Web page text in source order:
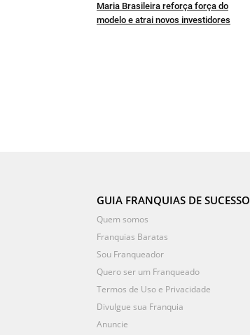
Maria Brasileira reforça força do
modelo e atrai novos investidores
GUIA FRANQUIAS DE SUCESSO
Quem somos
Franquias Baratas
Sou Franqueador
Quero ser um Franqueado
Termos de Uso e Privacidade
Divulgue sua Franquia
Anuncie